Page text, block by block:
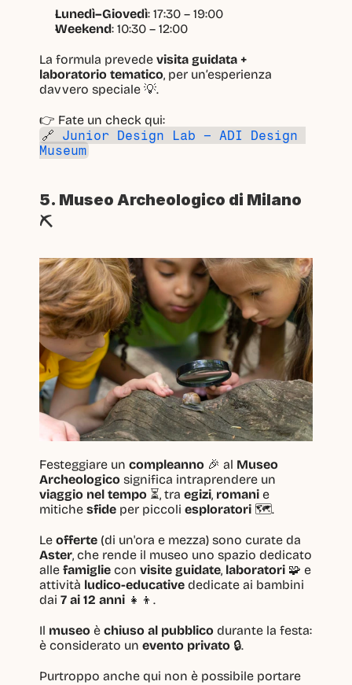
Lunedì–Giovedì: 17:30 – 19:00
Weekend: 10:30 – 12:00
La formula prevede visita guidata +
laboratorio tematico, per un’esperienza
davvero speciale 💡.
👉 Fate un check qui:
🔗 Junior Design Lab – ADI Design
Museum
5. Museo Archeologico di Milano
⛏️
Festeggiare un compleanno 🎉 al Museo
Archeologico
viaggio nel tempo ⏳, tra egizi, romani e
mitiche sfide per piccoli esploratori 🗺️.
Le offerte
Aster, che rende il museo uno spazio dedicato
alle famiglie con visite guidate, laboratori 🧩 e
attività ludico-educative dedicate ai bambini
dai 7 ai 12 anni 👧👦.
Il museo è chiuso al pubblico durante la festa:
è considerato un evento privato 🔒.